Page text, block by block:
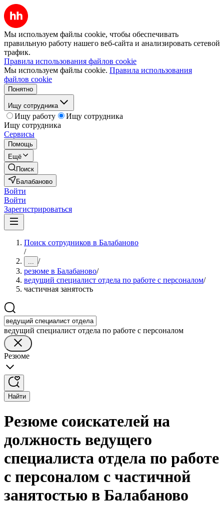
Мы используем файлы cookie, чтобы обеспечивать
правильную работу нашего веб-сайта и анализировать сетевой
трафик.
Правила использования файлов cookie
Мы используем файлы cookie. Правила использования
файлов cookie
Понятно
Ищу сотрудника
Ищу работу
Ищу сотрудника
Ищу сотрудника
Сервисы
Помощь
Ещё
Поиск
Балабаново
Войти
Войти
Зарегистрироваться
Поиск сотрудников в Балабаново
/
... /
резюме в Балабаново/
ведущий специалист отдела по работе с персоналом/
частичная занятость
ведущий специалист отдела по работе с персоналом
Резюме
Найти
Резюме соискателей на
должность ведущего
специалиста отдела по работе
с персоналом с частичной
занятостью в Балабаново